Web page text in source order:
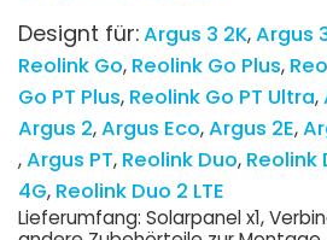
Designt für:Argus 3 2K Argus
Reolink Go Reolink Go Plus
Go PT Plus Reolink Go PT Ultra
Argus 2 Argus Eco Argus 2E
Argus PT Reolink Duo Reolink
4G Reolink Duo 2 LTE
Lieferumfang: Solarpanel x1,